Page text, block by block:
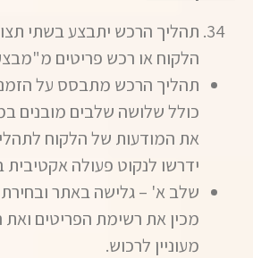
תהליך הרכש יתבצע בשתי
הלקוח או רכש פריטים
תהליך הרכש מתבסס על
כולל שלושה שלבים מובנים
את המודעות של הלקוח
ידרשו לנקוט פעולה
שלב א' – גלישה באתר
מכין את רשימת הפריטים ואת
מעוניין לרכוש.